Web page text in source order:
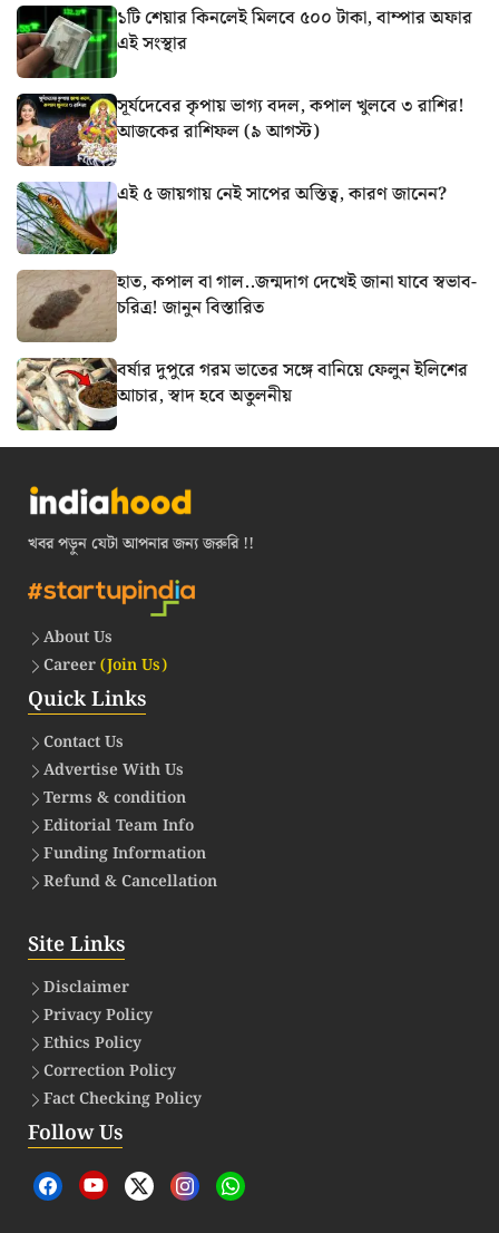
১টি শেয়ার কিনলেই মিলবে ৫০০ টাকা, বাম্পার অফার
এই সংস্থার
সূর্যদেবের কৃপায় ভাগ্য বদল, কপাল খুলবে ৩ রাশির!
আজকের রাশিফল (৯ আগস্ট)
এই ৫ জায়গায় নেই সাপের অস্তিত্ব, কারণ জানেন?
হাত, কপাল বা গাল..জন্মদাগ দেখেই জানা যাবে স্বভাব-
চরিত্র! জানুন বিস্তারিত
বর্ষার দুপুরে গরম ভাতের সঙ্গে বানিয়ে ফেলুন ইলিশের
আচার, স্বাদ হবে অতুলনীয়
খবর পড়ুন যেটা আপনার জন্য জরুরি !!
About Us
Career(Join Us)
Quick Links
Contact Us
Advertise With Us
Terms & condition
Editorial Team Info
Funding Information
Refund & Cancellation
Site Links
Disclaimer
Privacy Policy
Ethics Policy
Correction Policy
Fact Checking Policy
Follow Us